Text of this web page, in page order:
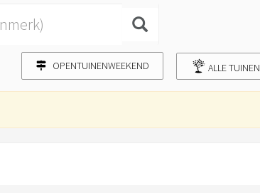
OPENTUINENWEEKEND ALLE TUINEN